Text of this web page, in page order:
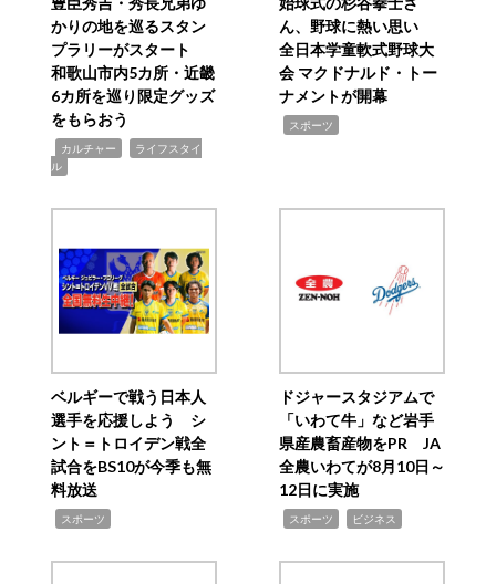
かりの地を巡るスタン
プラリーがスタート
和歌山市内5カ所・近畿
6カ所を巡り限定グッズ
をもらおう
カルチャー
ライフスタイ
ル
ん、野球に熱い思い
全日本学童軟式野球大
会 マクドナルド・トー
ナメントが開幕
スポーツ
ベルギーで戦う日本人
選手を応援しよう シ
ント＝トロイデン戦全
試合をBS10が今季も無
料放送
スポーツ
ドジャースタジアムで
「いわて牛」など岩手
県産農畜産物をPR JA
全農いわてが8月10日～
12日に実施
スポーツ ビジネス